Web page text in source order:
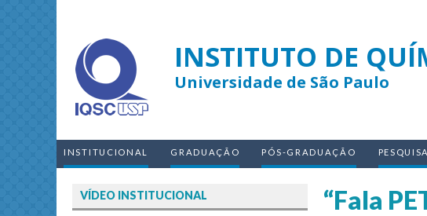
INSTITUTO DE
Universidade de São Paulo
INSTITUCIONAL GRADUAÇÃO PÓS-GRADUAÇÃO PESQUISA
“Fala
VÍDEO INSTITUCIONAL